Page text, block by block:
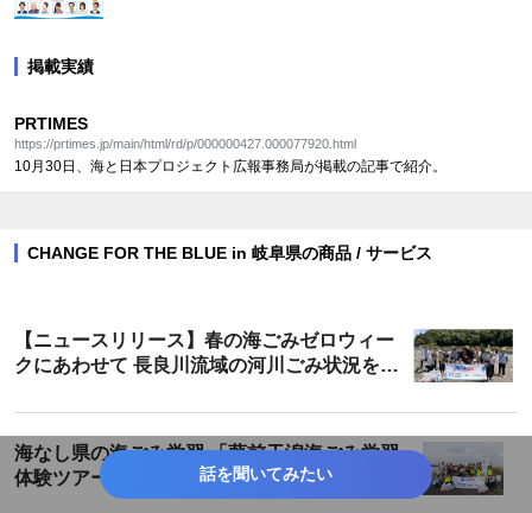
掲載実績
PRTIMES
https://prtimes.jp/main/html/rd/p/000000427.000077920.html
10月30日、海と日本プロジェクト広報事務局が掲載の記事で紹介。
CHANGE FOR THE BLUE in 岐阜県の商品 / サービス
【ニュースリリース】春の海ごみゼロウィー
クにあわせて 長良川流域の河川ごみ状況を調
海なし県の海ごみ学習 「藤前干潟海ごみ学習
体験ツアー」を開催しました！
話を聞いてみたい